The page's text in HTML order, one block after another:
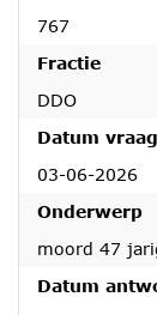
767
Fractie
DDO
Datum vraag
03-06-2026
Onderwerp
moord 47
Datum